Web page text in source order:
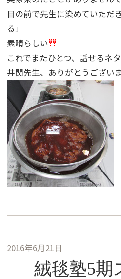
目の前で先生に染めていただ
る」
素晴らしい
これでまたひとつ、話せるネ
井関先生、ありがとうござい
2016年6月21日
絨毯塾5期